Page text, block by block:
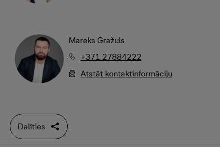
Mareks Gražuls
+371 27884222
Atstāt kontaktinformāciju
Dalīties